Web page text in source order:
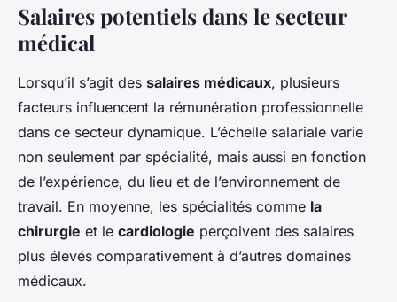
Salaires potentiels dans le secteur
médical
Lorsqu’il s’agit des salaires médicaux, plusieurs
facteurs influencent la rémunération professionnelle
dans ce secteur dynamique. L’échelle salariale varie
non seulement par spécialité, mais aussi en fonction
de l’expérience, du lieu et de l’environnement de
travail. En moyenne, les spécialités comme la
chirurgie et le cardiologie perçoivent des salaires
plus élevés comparativement à d’autres domaines
médicaux.